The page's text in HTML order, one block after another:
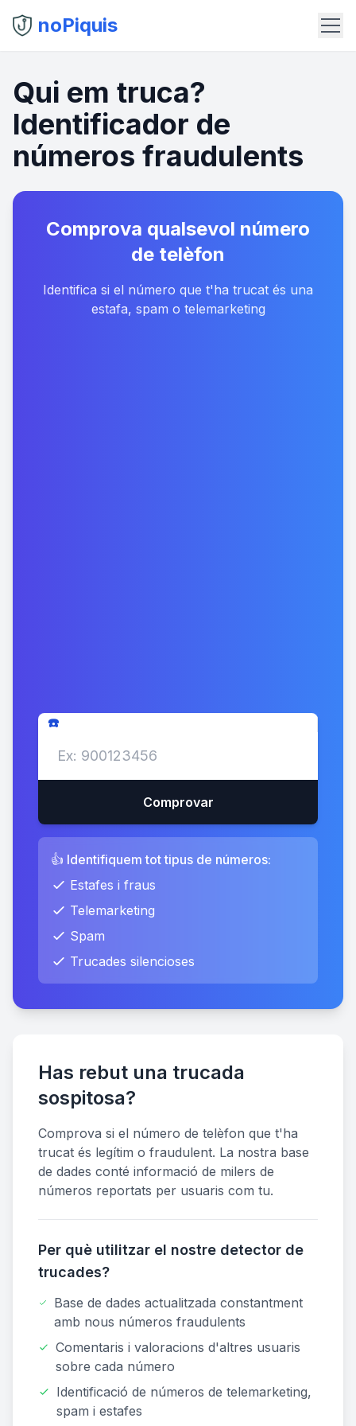
noPiquis
Qui em truca?
Identificador de
números fraudulents
Comprova qualsevol número
de telèfon
Identifica si el número que t'ha trucat és una
estafa, spam o telemarketing
☎️
Comprovar
👍 Identifiquem tot tipus de números:
Estafes i fraus
Telemarketing
Spam
Trucades silencioses
Has rebut una trucada
sospitosa?
Comprova si el número de telèfon que t'ha
trucat és legítim o fraudulent. La nostra base
de dades conté informació de milers de
números reportats per usuaris com tu.
Per què utilitzar el nostre detector de
trucades?
Base de dades actualitzada constantment
amb nous números fraudulents
Comentaris i valoracions d'altres usuaris
sobre cada número
Identificació de números de telemarketing,
spam i estafes